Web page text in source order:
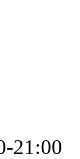
21:00